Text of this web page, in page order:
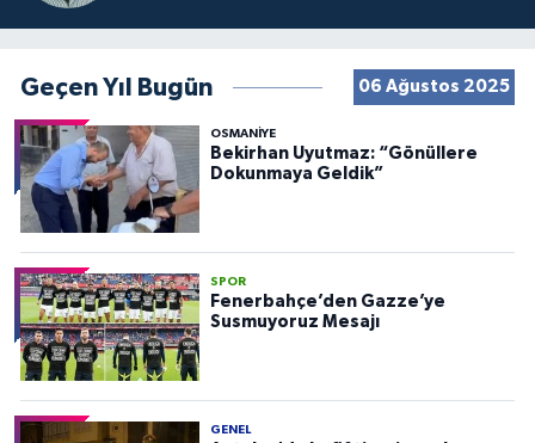
Geçen Yıl Bugün 06 Ağustos 2025
OSMANIYE
Bekirhan Uyutmaz: “Gönüllere
Dokunmaya Geldik”
SPOR
Fenerbahçe’den Gazze’ye
Susmuyoruz Mesajı
GENEL